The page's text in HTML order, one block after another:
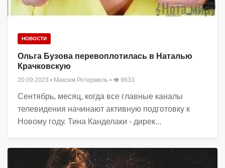
НОВОСТИ
Ольга Бузова перевоплотилась в Наталью
Крачковскую
20.09.2023 • Максим Ротермель • 👁 9633
Сентябрь, месяц, когда все главные каналы
телевидения начинают активную подготовку к
Новому году. Тина Канделаки - дирек...